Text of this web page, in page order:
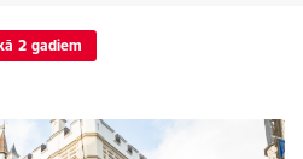
2 gadiem